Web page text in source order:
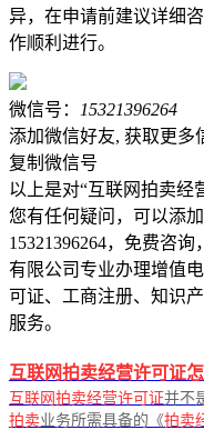
异，在申请前建议详细
作顺利进行。
微信号：
15321396264
添加微信好友, 获取更多
复制微信号
以上是对“互联网拍卖经
您有任何疑问，可以添
15321396264，免费咨
有限公司专业办理增值
可证、工商注册、知识
服务。
互联网拍卖经营许可证
互联网拍卖经营许可证并不
拍卖业务所需具备的《拍卖